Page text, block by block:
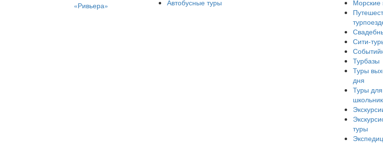
«Ривьера»
Автобусные туры
Морские
Сити-
Турбазы
Туры
дня
Туры для
туры